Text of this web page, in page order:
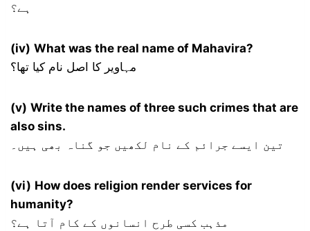
ہے؟
(iv) What was the real name of Mahavira?
مہاویر کا اصل نام کیا تھا؟
(v) Write the names of three such crimes that are
also sins.
تین ایسے جرائم کے نام لکھیں جو گناہ بھی ہیں۔
(vi) How does religion render services for
humanity?
مذہب کسی طرح انسانوں کے کام آتا ہے؟